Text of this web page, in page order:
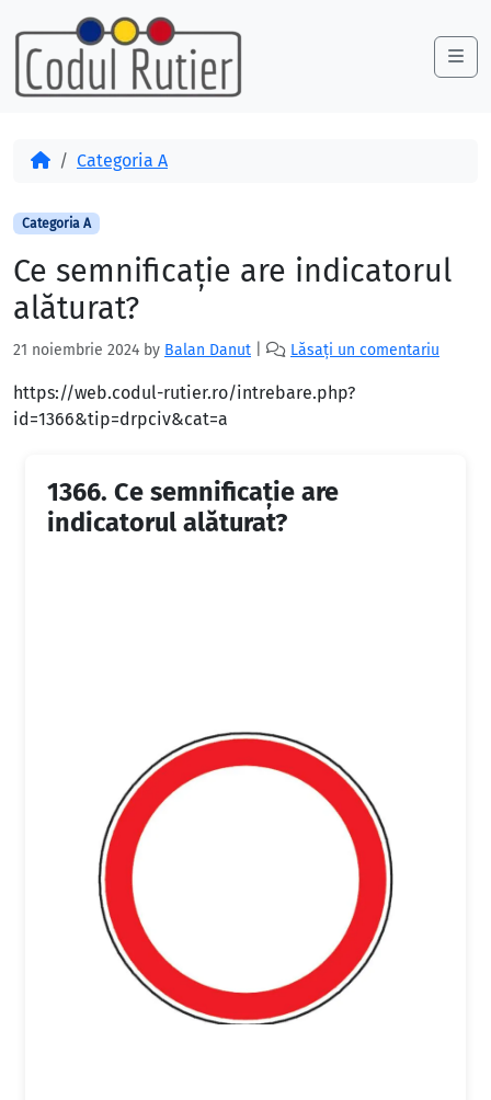
Skip to content
Skip to footer
AcasăCategoria A
Categoria A
Ce semnificaţie are indicatorul
alăturat?
21 noiembrie 2024 by Balan Danut Lăsați un comentariu
https://web.codul-rutier.ro/intrebare.php?
id=1366&tip=drpciv&cat=a
1366. Ce semnificaţie are
indicatorul alăturat?